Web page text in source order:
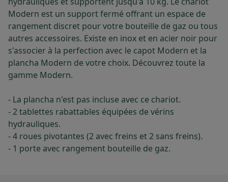
Modern est un support fermé offrant un espace de
rangement discret pour votre bouteille de gaz ou tous
autres accessoires. Existe en inox et en acier noir pour
s'associer à la perfection avec le capot Modern et la
plancha Modern de votre choix. Découvrez toute la
gamme Modern.
- La plancha n'est pas incluse avec ce chariot.
- 2 tablettes rabattables équipées de vérins
hydrauliques.
- 4 roues pivotantes (2 avec freins et 2 sans freins).
- 1 porte avec rangement bouteille de gaz.